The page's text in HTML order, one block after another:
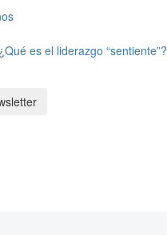
¿Qué es el liderazgo “sentiente”?